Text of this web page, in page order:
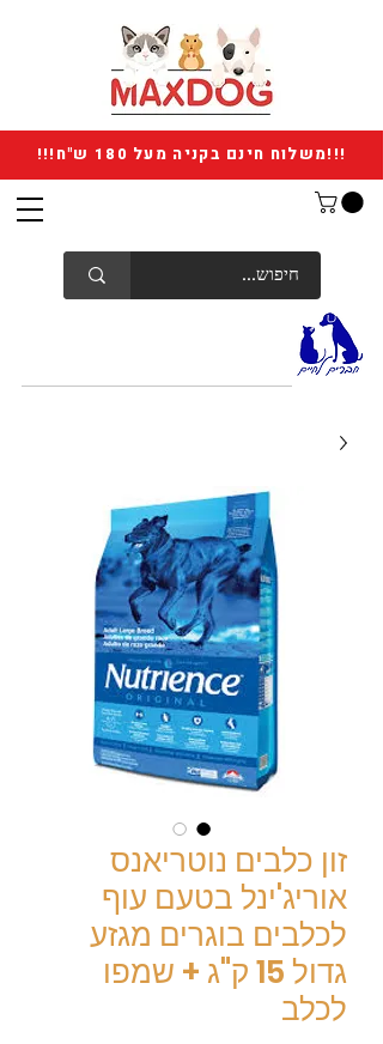
!!!משלוח חינם בקניה מעל 180 ש"ח!!!
זון כלבים נוטריאנס
אוריג'ינל בטעם עוף
לכלבים בוגרים מגזע
גדול 15 ק"ג + שמפו
לכלב